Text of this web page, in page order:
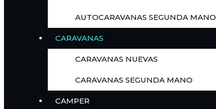
AUTOCARAVANAS SEGUNDA MANO
CARAVANAS
CARAVANAS NUEVAS
CARAVANAS SEGUNDA MANO
CAMPER